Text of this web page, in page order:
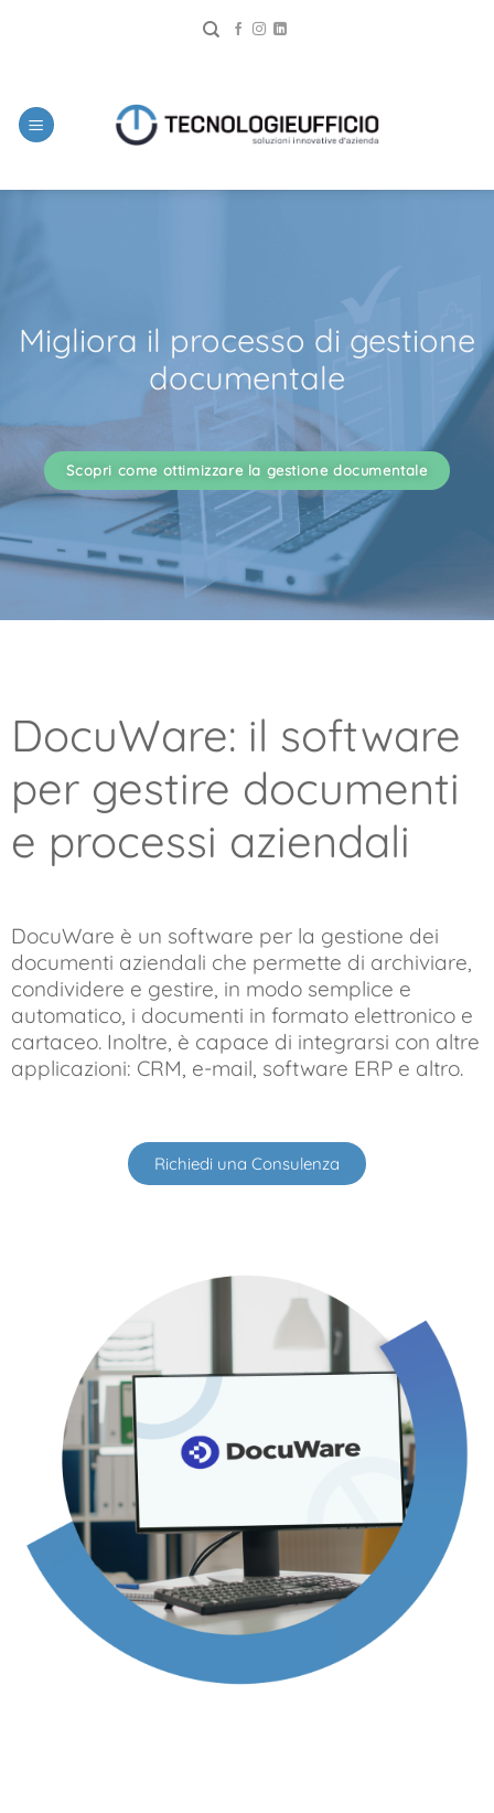
Migliora il processo di gestione
documentale
Scopri come ottimizzare la gestione documentale
DocuWare: il software
per gestire documenti
e processi aziendali
DocuWare è un software per la gestione dei
documenti aziendali che permette di archiviare,
condividere e gestire, in modo semplice e
automatico, i documenti in formato elettronico e
cartaceo. Inoltre, è capace di integrarsi con altre
applicazioni: CRM, e-mail, software ERP e altro.
Richiedi una Consulenza